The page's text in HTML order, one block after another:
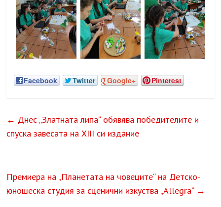
Facebook Twitter Google+ Pinterest
← Днес „Златната липа“ обявява победителите и
спуска завесата на XIII си издание
Премиера на „Планетата на човеците“ на Детско-
юношеска студия за сценични изкуства „Allegra“ →